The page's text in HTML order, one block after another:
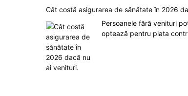
Cât costă asigurarea de sănătate în 2026
Persoanele fără venituri
optează pentru plata